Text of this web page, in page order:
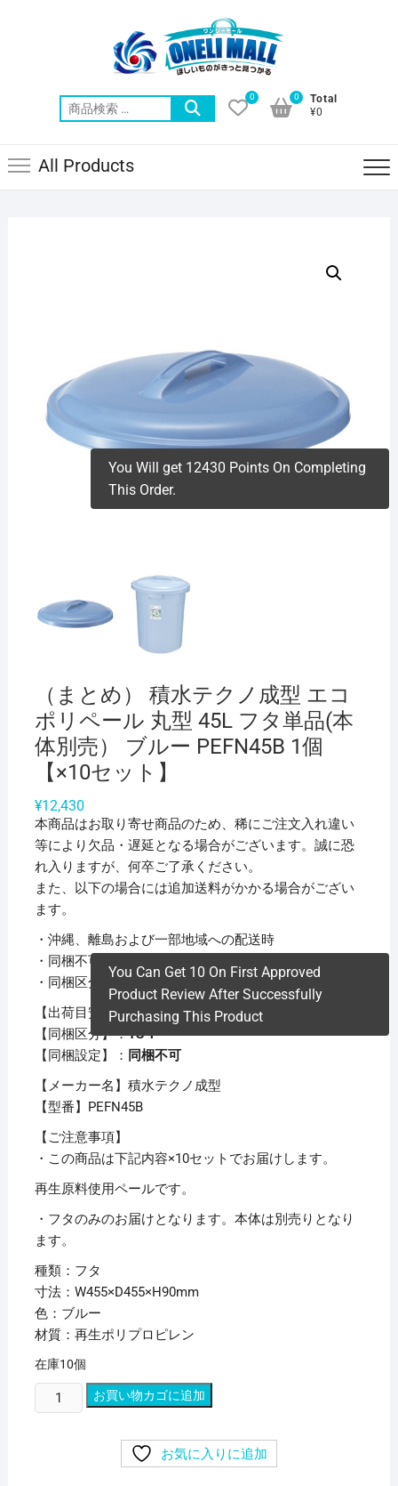
索
0
Total
¥0
0
All Products
（まとめ） 積水テクノ成型 エコ
ポリペール 丸型 45L フタ単品(本
体別売） ブルー PEFN45B 1個
【×10セット】
¥12,430
本商品はお取り寄せ商品のため、稀にご注文入れ違い
等により欠品・遅延となる場合がございます。誠に恐
れ入りますが、何卒ご了承ください。
また、以下の場合には追加送料がかかる場合がござい
ます。
・沖縄、離島および一部地域への配送時
・同梱不可商品の複数購入時
・同梱区分が異なる商品の複数購入時
【出荷目安】：1 – 5営業日 ※土日・祝除く
【同梱区分】：TS 1
【同梱設定】： 同梱不可
【メーカー名】積水テクノ成型
【型番】PEFN45B
【ご注意事項】
・この商品は下記内容×10セットでお届けします。
再生原料使用ペールです。
・フタのみのお届けとなります。本体は別売りとなり
ます。
種類：フタ
寸法：W455×D455×H90mm
色：ブルー
材質：再生ポリプロピレン
在庫10個
You Will get 12430 Points On Completing
This Order.
You Can Get 10 On First Approved
Product Review After Successfully
Purchasing This Product
（ま
と
お買い物カゴに追加
お気に入りに追加